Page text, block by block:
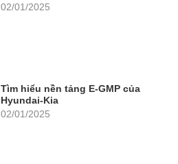
02/01/2025
Tìm hiểu nền tảng E-GMP của
Hyundai-Kia
02/01/2025